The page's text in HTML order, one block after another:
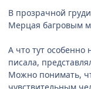
В прозрачной
Мерцая багровым
А что тут особенно
писала,
Можно понимать,